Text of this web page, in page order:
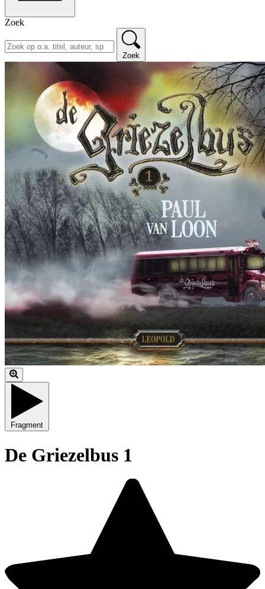
Zoek
Zoek
Fragment
De Griezelbus 1